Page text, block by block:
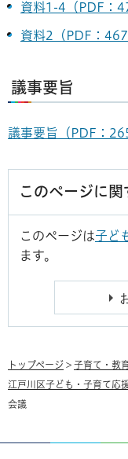
資料1-4（PDF：
資料2（PDF：
議事要旨
議事要旨（PDF：
このページに
このページは子ど
ます。
トップページ > 子育て・教
江戸川区子ども・子育て応
会議